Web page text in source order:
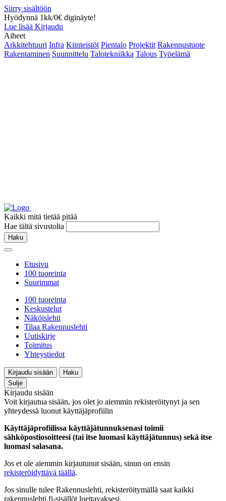
Siirry sisältöön
Hyödynnä 1kk/0€ diginäyte!
Lue lisää Kirjaudu
Aiheet
Arkkitehtuuri Infra Kiinteistöt Pientalo Projektit Rakennustuote
Rakentaminen Suunnittelu Talotekniikka Talous Työelämä
Kaikki mitä tietää pitää
Hae tältä sivustolta
Haku
Etusivu
100 tuoreinta
Suurimmat
100 tuoreinta
Keskustelut
Näköislehti
Tilaa Rakennuslehti
Uutiskirje
Toimitus
Yhteystiedot
Kirjaudu sisään
Haku
Sulje
Kirjaudu sisään
Voit kirjautua sisään, jos olet jo aiemmin rekisteröitynyt ja sen
yhteydessä luonut käyttäjäprofiilin
Käyttäjäprofiilissa käyttäjätunnuksenasi toimii
sähköpostiosoitteesi (tai itse luomasi käyttäjätunnus) sekä itse
luomasi salasana.
Jos et ole aiemmin kirjautunut sisään, sinun on ensin
rekisteröidyttävä täällä.
Jos sinulle tulee Rakennuslehti, rekisteröitymällä saat kaikki
rakennuslehti.fi-sisällöt luettavaksesi.